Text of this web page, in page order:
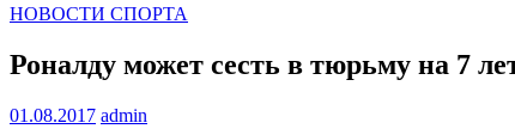
НОВОСТИ СПОРТА
Роналду может сесть в тюрьму на 7
01.08.2017 admin